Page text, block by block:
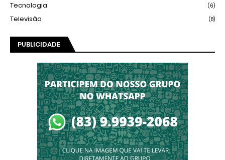
Tecnologia (6)
Televisão (8)
PUBLICIDADE